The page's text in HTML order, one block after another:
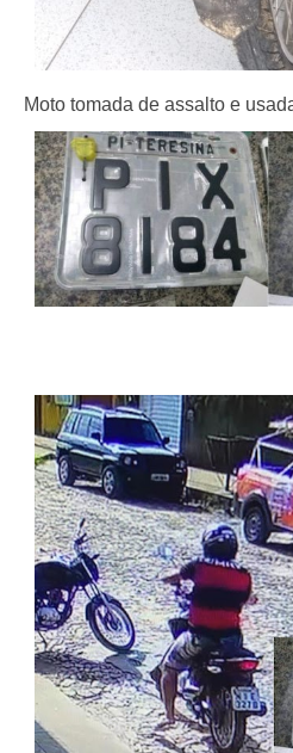
Moto tomada de assalto e